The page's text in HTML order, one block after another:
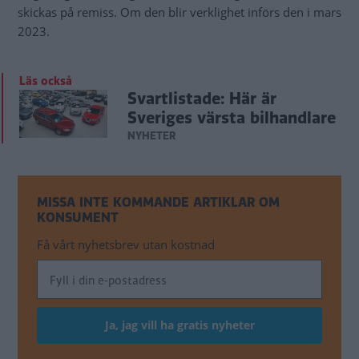
skickas på remiss. Om den blir verklighet införs den i mars
2023.
Läs också
Svartlistade: Här är
Sveriges värsta bilhandlare
NYHETER
MISSA INTE KOMMANDE ARTIKLAR OM
KONSUMENT
Få vårt nyhetsbrev utan kostnad